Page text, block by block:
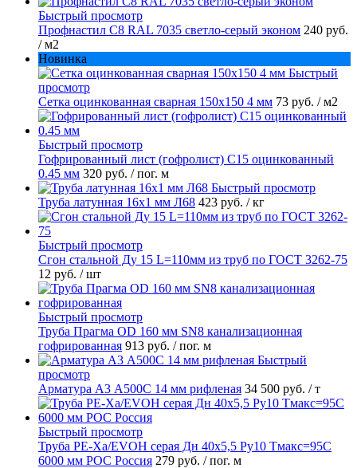
Быстрый просмотр
Профнастил С8 RAL 7035 светло-серый эконом 240 руб.
/ м2
Новинка
Быстрый
просмотр
Сетка оцинкованная сварная 150х150 4 мм 73 руб. / м2
Быстрый просмотр
Гофрированный лист (гофролист) С15 оцинкованный
0.45 мм 320 руб. / пог. м
Быстрый просмотр
Труба латунная 16х1 мм Л68 423 руб. / кг
Быстрый просмотр
Сгон стальной Ду 15 L=110мм из труб по ГОСТ 3262-75
12 руб. / шт
Быстрый просмотр
Труба Прагма OD 160 мм SN8 канализационная
гофрированная 913 руб. / пог. м
Быстрый
просмотр
Арматура А3 А500С 14 мм рифленая 34 500 руб. / т
Быстрый просмотр
Труба PE-Xa/EVOH серая Дн 40х5,5 Ру10 Тмакс=95C
6000 мм РОС Россия 279 руб. / пог. м